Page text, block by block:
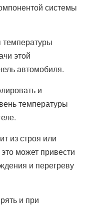
системы
этой
автомобиля.
и
температуры
из строя или
может привести
и перегреву
и при